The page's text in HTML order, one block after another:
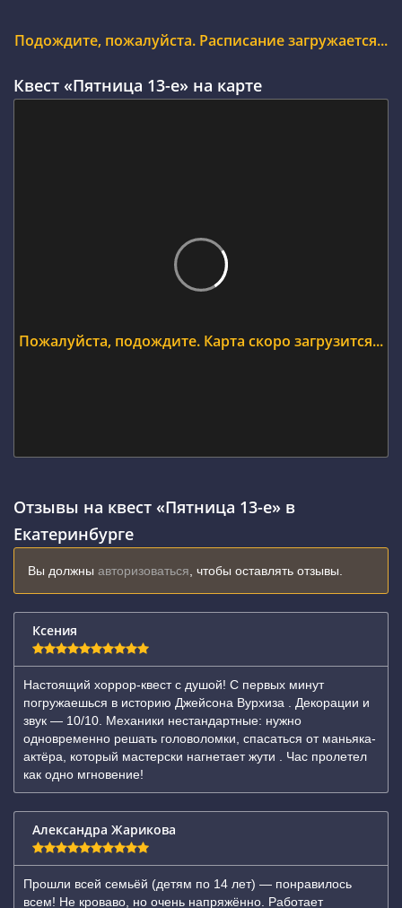
Подождите, пожалуйста. Расписание загружается...
Квест «Пятница 13-е» на карте
Пожалуйста, подождите. Карта скоро загрузится...
Отзывы на квест «Пятница 13-е» в
Екатеринбурге
Вы должны авторизоваться , чтобы оставлять отзывы.
Ксения
Настоящий хоррор-квест с душой! С первых минут
погружаешься в историю Джейсона Вурхиза . Декорации и
звук — 10/10. Механики нестандартные: нужно
одновременно решать головоломки, спасаться от маньяка-
актёра, который мастерски нагнетает жути . Час пролетел
как одно мгновение!
Александра Жарикова
Прошли всей семьёй (детям по 14 лет) — понравилось
всем! Не кроваво, но очень напряжённо. Работает